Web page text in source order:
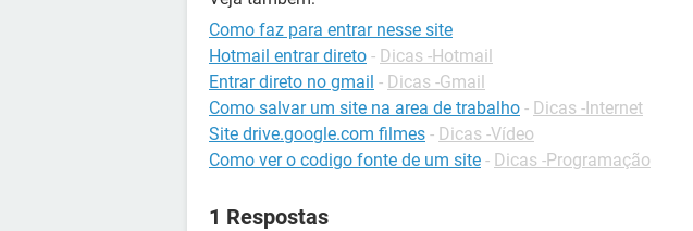
Como faz para entrar nesse site
Hotmail entrar direto - Dicas -Hotmail
Entrar direto no gmail - Dicas -Gmail
Como salvar um site na area de trabalho - Dicas -Internet
Site drive.google.com filmes - Dicas -Vídeo
Como ver o codigo fonte de um site - Dicas -Programação
1 Respostas